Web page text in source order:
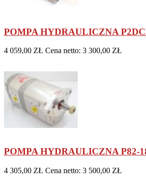
POMPA HYDRAULICZNA
4 059,00 ZŁ Cena netto: 3 300,00 ZŁ
POMPA HYDRAULICZNA P82-
4 305,00 ZŁ Cena netto: 3 500,00 ZŁ